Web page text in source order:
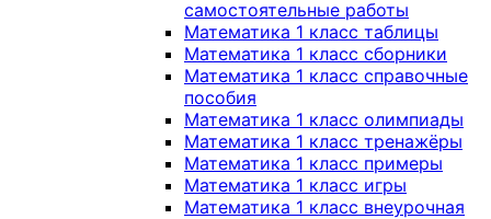
самостоятельные работы
Математика 1 класс таблицы
Математика 1 класс сборники
Математика 1 класс справочные
пособия
Математика 1 класс олимпиады
Математика 1 класс тренажёры
Математика 1 класс примеры
Математика 1 класс игры
Математика 1 класс внеурочная